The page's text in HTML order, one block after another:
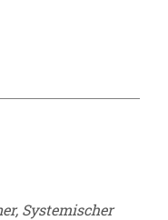
Systemischer